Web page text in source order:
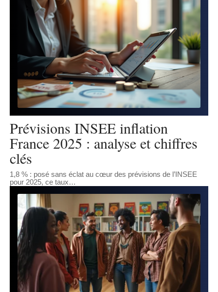
Prévisions INSEE inflation
France 2025 : analyse et chiffres
clés
1,8 % : posé sans éclat au cœur des prévisions de l’INSEE
pour 2025, ce taux…